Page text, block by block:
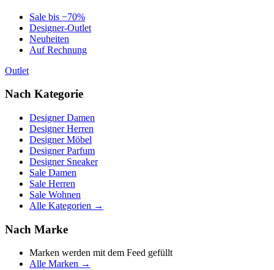
Sale bis −70%
Designer-Outlet
Neuheiten
Auf Rechnung
Outlet
Nach Kategorie
Designer Damen
Designer Herren
Designer Möbel
Designer Parfum
Designer Sneaker
Sale Damen
Sale Herren
Sale Wohnen
Alle Kategorien →
Nach Marke
Marken werden mit dem Feed gefüllt
Alle Marken →